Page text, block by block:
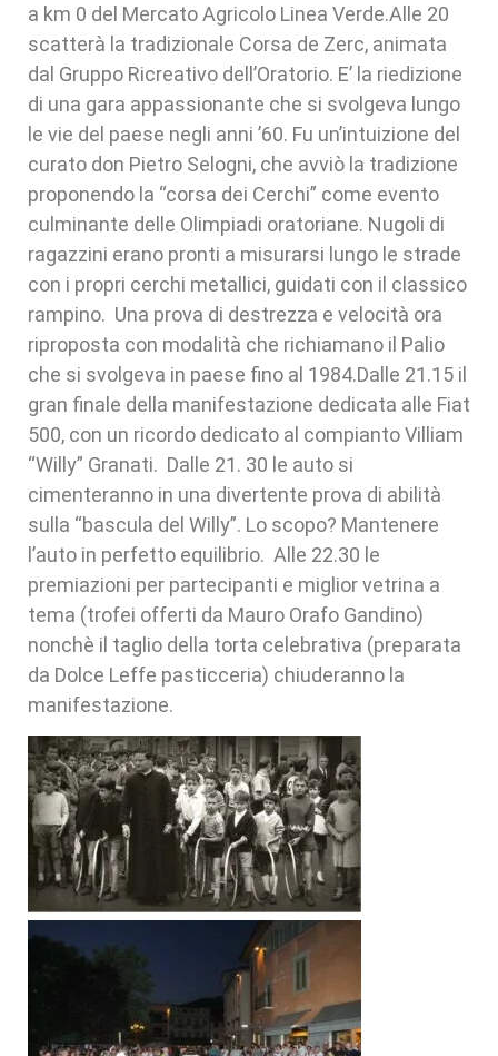
a km 0 del Mercato Agricolo Linea Verde.Alle 20
scatterà la tradizionale Corsa de Zerc, animata
dal Gruppo Ricreativo dell’Oratorio. E’ la riedizione
di una gara appassionante che si svolgeva lungo
le vie del paese negli anni ’60. Fu un’intuizione del
curato don Pietro Selogni, che avviò la tradizione
proponendo la “corsa dei Cerchi” come evento
culminante delle Olimpiadi oratoriane. Nugoli di
ragazzini erano pronti a misurarsi lungo le strade
con i propri cerchi metallici, guidati con il classico
rampino. Una prova di destrezza e velocità ora
riproposta con modalità che richiamano il Palio
che si svolgeva in paese fino al 1984.Dalle 21.15 il
gran finale della manifestazione dedicata alle Fiat
500, con un ricordo dedicato al compianto Villiam
“Willy” Granati. Dalle 21. 30 le auto si
cimenteranno in una divertente prova di abilità
sulla “bascula del Willy”. Lo scopo? Mantenere
l’auto in perfetto equilibrio. Alle 22.30 le
premiazioni per partecipanti e miglior vetrina a
tema (trofei offerti da Mauro Orafo Gandino)
nonchè il taglio della torta celebrativa (preparata
da Dolce Leffe pasticceria) chiuderanno la
manifestazione.